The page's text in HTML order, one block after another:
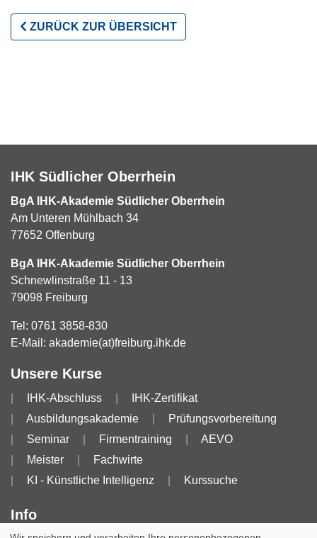
ZURÜCK ZUR ÜBERSICHT
IHK Südlicher Oberrhein
BgA IHK-Akademie Südlicher Oberrhein
Am Unteren Mühlbach 34
77652 Offenburg
BgA IHK-Akademie Südlicher Oberrhein
Schnewlinstraße 11 - 13
79098 Freiburg
Tel: 0761 3858-830
E-Mail: akademie(at)freiburg.ihk.de
Unsere Kurse
IHK-Abschluss
IHK-Zertifikat
Ausbildungsakademie
Prüfungsvorbereitung
Seminar
Firmentraining
AEVO
Meister
Fachwirte
KI - Künstliche Intelligenz
Kurssuche
Info